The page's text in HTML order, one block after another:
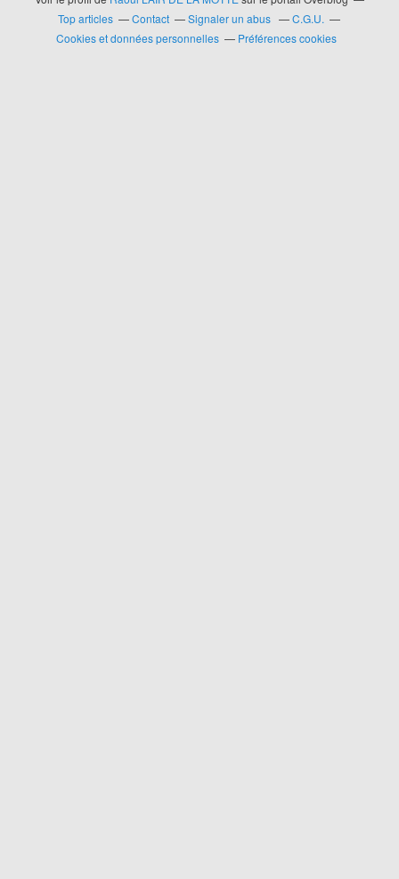
Top articles
Contact Signaler un abus
C.G.U.
Cookies et données personnelles
Préférences cookies